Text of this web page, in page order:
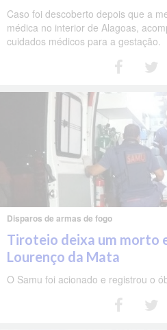
Caso foi descoberto depois que a
médica no interior de Alagoas,
cuidados médicos para a gestação.
Disparos de armas de fogo
Tiroteio deixa um morto
Lourenço da Mata
O Samu foi acionado e registrou o